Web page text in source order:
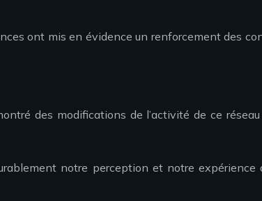
ont mis en évidence un renforcement des
des modifications de l’activité de ce
notre perception et notre